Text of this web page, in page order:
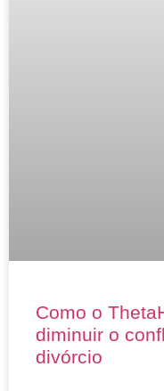
Como o
diminuir o
divórcio